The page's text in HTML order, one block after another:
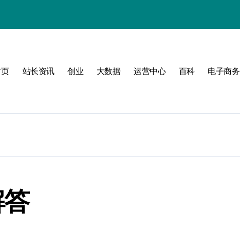
引擎
站长资讯 创业 大数据 运营中心 百科 电子商务